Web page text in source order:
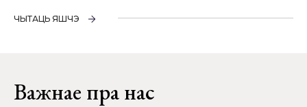
ЧЫТАЦЬ ЯШЧЭ
Важнае пра нас